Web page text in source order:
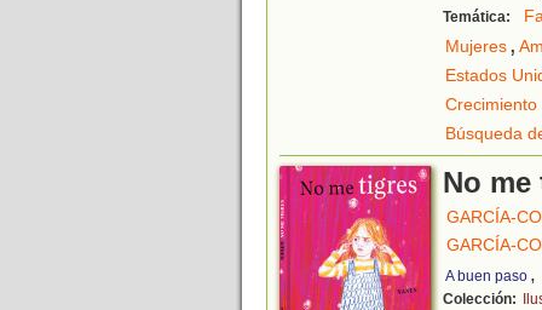
Temática:
Mujeres,
Estados
Crecimiento
Búsqueda
No
GARCÍA-
GARCÍA-
A buen paso ,
Colección: